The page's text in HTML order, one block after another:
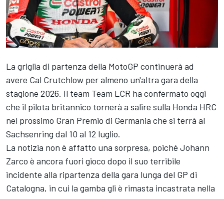
La griglia di partenza della MotoGP continuerà ad
avere Cal Crutchlow per almeno un'altra gara della
stagione 2026. Il team Team LCR ha confermato oggi
che il pilota britannico tornerà a salire sulla Honda HRC
nel prossimo Gran Premio di Germania che si terrà al
Sachsenring dal 10 al 12 luglio.
La notizia non è affatto una sorpresa, poiché Johann
Zarco è ancora fuori gioco dopo il suo terribile
incidente alla ripartenza della gara lunga del GP di
Catalogna, in cui la gamba gli è rimasta incastrata nella